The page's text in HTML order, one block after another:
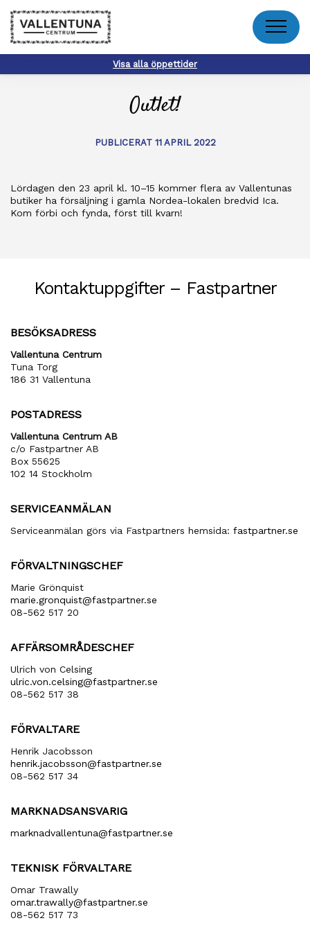
Meny
Visa alla öppettider
Outlet!
PUBLICERAT 11 APRIL 2022
Lördagen den 23 april kl. 10–15 kommer flera av Vallentunas
butiker ha försäljning i gamla Nordea-lokalen bredvid Ica.
Kom förbi och fynda, först till kvarn!
Kontaktuppgifter – Fastpartner
BESÖKSADRESS
Vallentuna Centrum
Tuna Torg
186 31 Vallentuna
POSTADRESS
Vallentuna Centrum AB
c/o Fastpartner AB
Box 55625
102 14 Stockholm
SERVICEANMÄLAN
Serviceanmälan görs via Fastpartners hemsida: fastpartner.se
FÖRVALTNINGSCHEF
Marie Grönquist
marie​.gronquist​@fastpartner​.se
08-562 517 20
AFFÄRSOMRÅDESCHEF
Ulrich von Celsing
ulric​.von​.celsing​@fastpartner​.se
08-562 517 38
FÖRVALTARE
Henrik Jacobsson
henrik​.jacobsson​@fastpartner​.se
08-562 517 34
MARKNADSANSVARIG
marknadvallentuna​@fastpartner​.se
TEKNISK FÖRVALTARE
Omar Trawally
omar.trawally@fastpartner.se
08-562 517 73